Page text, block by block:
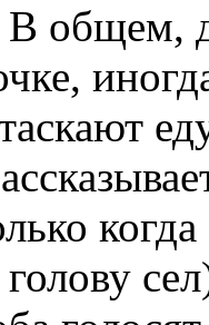
В общем,